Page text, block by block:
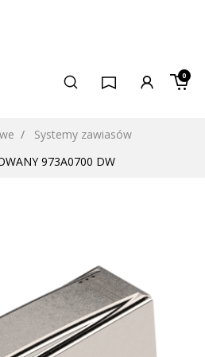
0
Systemy zawiasów
973A0700 DW